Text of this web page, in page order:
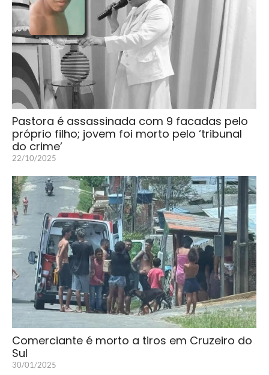
Pastora é assassinada com 9 facadas pelo
próprio filho; jovem foi morto pelo ‘tribunal
do crime’
22/10/2025
Comerciante é morto a tiros em Cruzeiro do
Sul
30/01/2025